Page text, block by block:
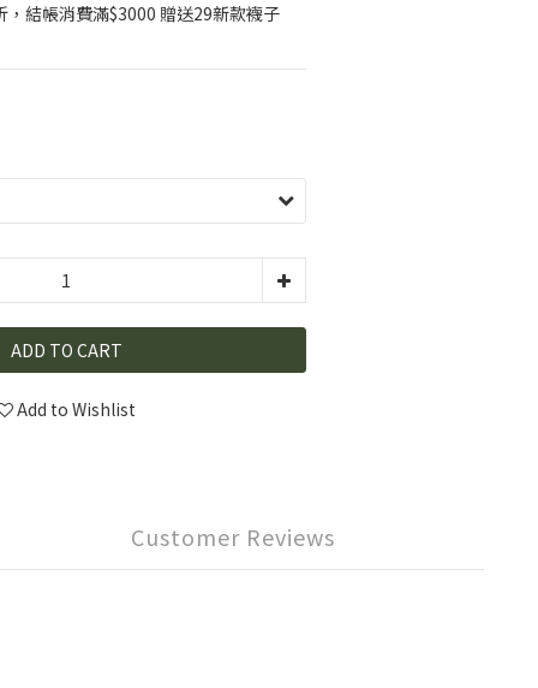
結帳消費滿$3000 贈送29新款襪子
ADD TO CART
Add to Wishlist
Customer Reviews